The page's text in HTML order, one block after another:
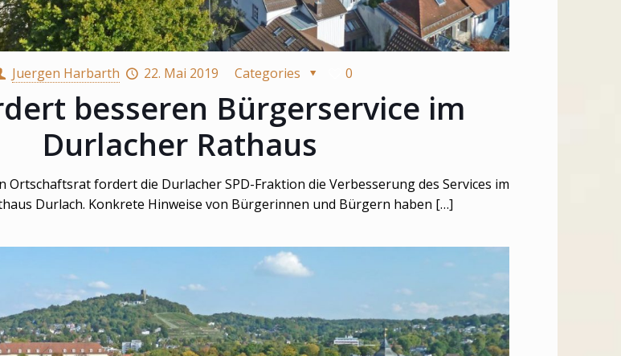
Juergen Harbarth 22. Mai 2019 Categories 0
besseren Bürgerservice im
Durlacher Rathaus
Ortschaftsrat fordert die Durlacher SPD-Fraktion die Verbesserung des Services im
Durlach. Konkrete Hinweise von Bürgerinnen und Bürgern haben […]